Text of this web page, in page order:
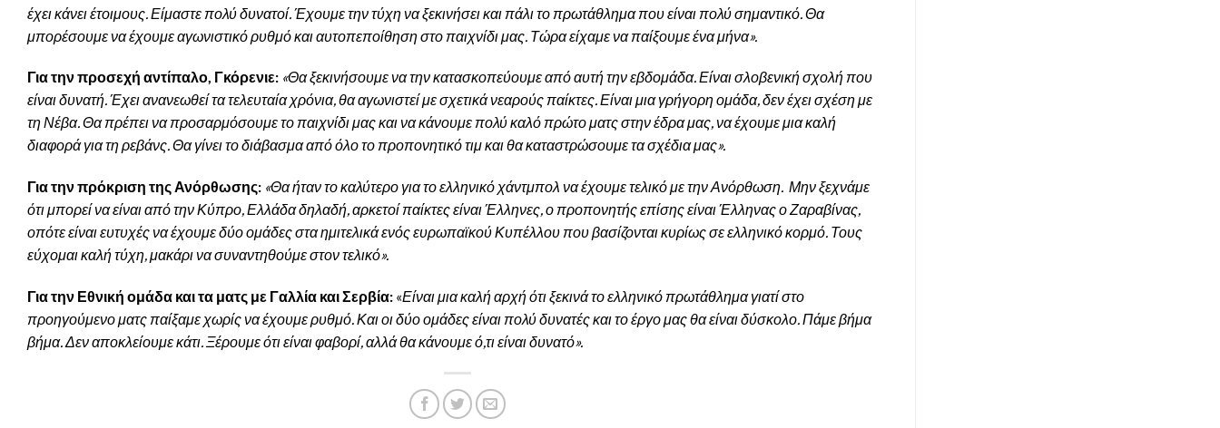
έχει κάνει έτοιμους. Είμαστε πολύ δυνατοί. Έχουμε την τύχη να ξεκινήσει και πάλι το πρωτάθλημα που είναι πολύ σημαντικό. Θα
μπορέσουμε να έχουμε αγωνιστικό ρυθμό και αυτοπεποίθηση στο παιχνίδι μας. Τώρα είχαμε να παίξουμε ένα μήνα».
Για την προσεχή αντίπαλο, Γκόρενιε: «Θα ξεκινήσουμε να την κατασκοπεύουμε από αυτή την εβδομάδα. Είναι σλοβενική σχολή που
είναι δυνατή. Έχει ανανεωθεί τα τελευταία χρόνια, θα αγωνιστεί με σχετικά νεαρούς παίκτες. Είναι μια γρήγορη ομάδα, δεν έχει σχέση με
τη Νέβα. Θα πρέπει να προσαρμόσουμε το παιχνίδι μας και να κάνουμε πολύ καλό πρώτο ματς στην έδρα μας, να έχουμε μια καλή
διαφορά για τη ρεβάνς. Θα γίνει το διάβασμα από όλο το προπονητικό τιμ και θα καταστρώσουμε τα σχέδια μας».
Για την πρόκριση της Ανόρθωσης: «Θα ήταν το καλύτερο για το ελληνικό χάντμπολ να έχουμε τελικό με την Ανόρθωση. Μην ξεχνάμε
ότι μπορεί να είναι από την Κύπρο, Ελλάδα δηλαδή, αρκετοί παίκτες είναι Έλληνες, ο προπονητής επίσης είναι Έλληνας ο Ζαραβίνας,
οπότε είναι ευτυχές να έχουμε δύο ομάδες στα ημιτελικά ενός ευρωπαϊκού Κυπέλλου που βασίζονται κυρίως σε ελληνικό κορμό. Τους
εύχομαι καλή τύχη, μακάρι να συναντηθούμε στον τελικό».
Για την Εθνική ομάδα και τα ματς με Γαλλία και Σερβία: «Είναι μια καλή αρχή ότι ξεκινά το ελληνικό πρωτάθλημα γιατί στο
προηγούμενο ματς παίξαμε χωρίς να έχουμε ρυθμό. Και οι δύο ομάδες είναι πολύ δυνατές και το έργο μας θα είναι δύσκολο. Πάμε βήμα
βήμα. Δεν αποκλείουμε κάτι. Ξέρουμε ότι είναι φαβορί, αλλά θα κάνουμε ό,τι είναι δυνατό».